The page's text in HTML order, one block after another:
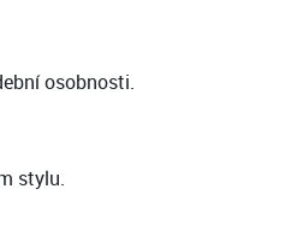
osobnosti.
stylu.